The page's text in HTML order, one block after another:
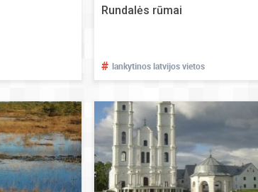
Rundalės rūmai
# lankytinos latvijos vietos